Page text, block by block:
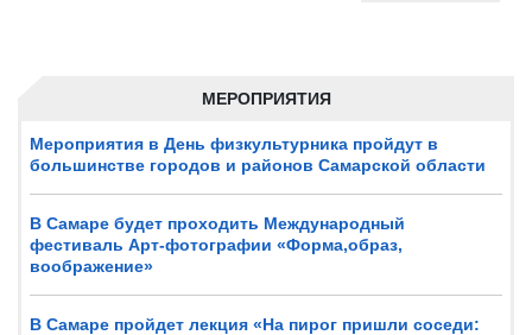
МЕРОПРИЯТИЯ
Мероприятия в День физкультурника пройдут в
большинстве городов и районов Самарской области
В Самаре будет проходить Международный
фестиваль Арт-фотографии «Форма,образ,
воображение»
В Самаре пройдет лекция «На пирог пришли соседи: